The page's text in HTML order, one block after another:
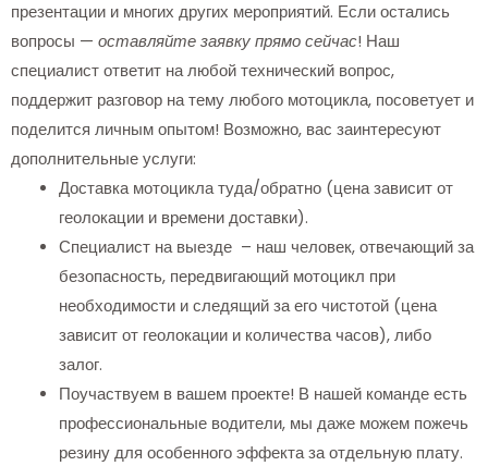
презентации и многих других мероприятий. Если остались
вопросы — оставляйте заявку прямо сейчас! Наш
специалист ответит на любой технический вопрос,
поддержит разговор на тему любого мотоцикла, посоветует и
поделится личным опытом! Возможно, вас заинтересуют
дополнительные услуги:
Доставка мотоцикла туда/обратно (цена зависит от
геолокации и времени доставки).
Специалист на выезде – наш человек, отвечающий за
безопасность, передвигающий мотоцикл при
необходимости и следящий за его чистотой (цена
зависит от геолокации и количества часов), либо
залог.
Поучаствуем в вашем проекте! В нашей команде есть
профессиональные водители, мы даже можем пожечь
резину для особенного эффекта за отдельную плату.